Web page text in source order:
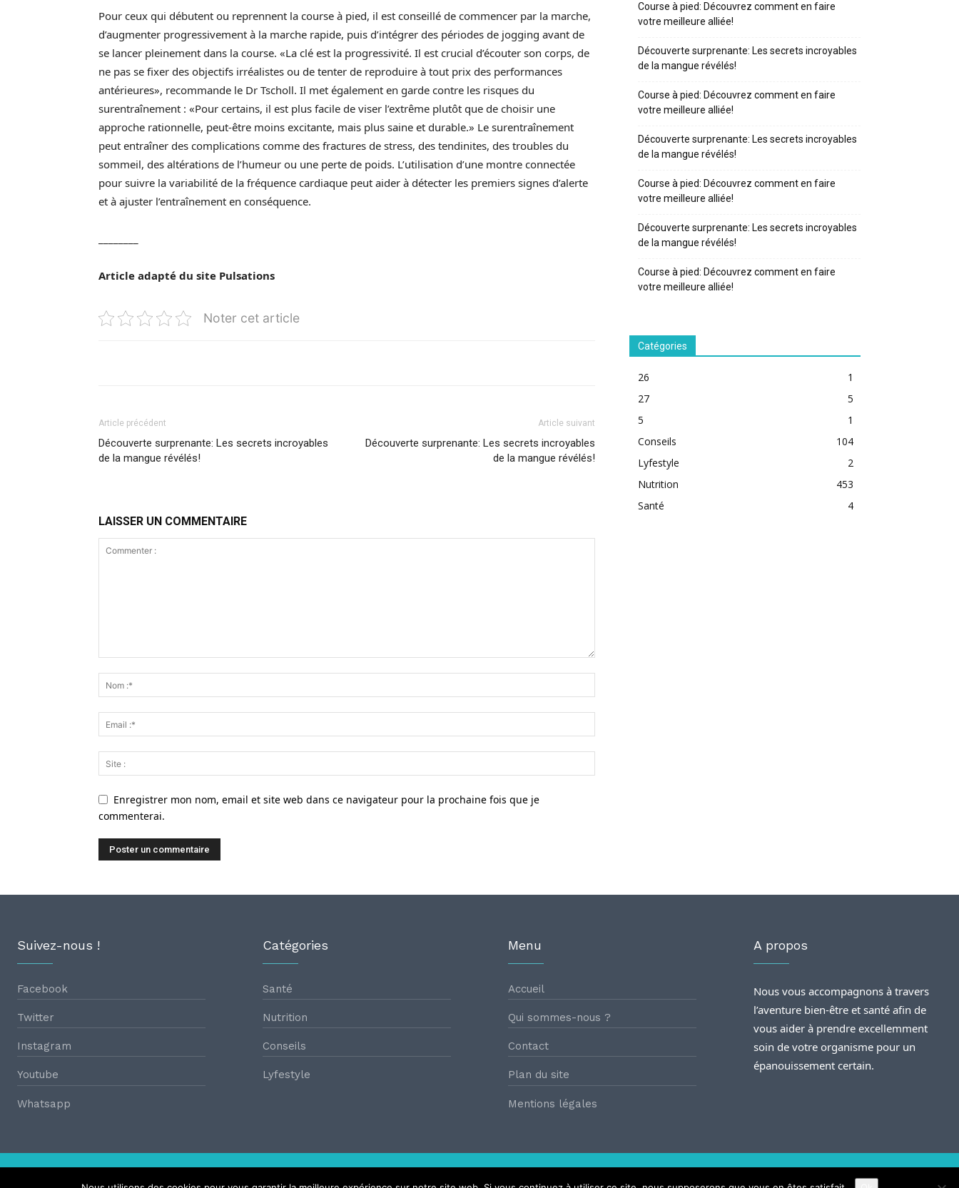
Pour ceux qui débutent ou reprennent la course à pied, il est conseillé de commencer par la marche,
d’augmenter progressivement à la marche rapide, puis d’intégrer des périodes de jogging avant de
se lancer pleinement dans la course. «La clé est la progressivité. Il est crucial d’écouter son corps, de
ne pas se fixer des objectifs irréalistes ou de tenter de reproduire à tout prix des performances
antérieures», recommande le Dr Tscholl. Il met également en garde contre les risques du
surentraînement : «Pour certains, il est plus facile de viser l’extrême plutôt que de choisir une
approche rationnelle, peut-être moins excitante, mais plus saine et durable.» Le surentraînement
peut entraîner des complications comme des fractures de stress, des tendinites, des troubles du
sommeil, des altérations de l’humeur ou une perte de poids. L’utilisation d’une montre connectée
pour suivre la variabilité de la fréquence cardiaque peut aider à détecter les premiers signes d’alerte
et à ajuster l’entraînement en conséquence.
Article adapté du site Pulsations
Noter cet article
Article précédent
Découverte surprenante: Les secrets incroyables
de la mangue révélés!
Article suivant
Découverte surprenante: Les secrets incroyables
de la mangue révélés!
LAISSER UN COMMENTAIRE
Enregistrer mon nom, email et site web dans ce navigateur pour la prochaine fois que je
commenterai.
Course à pied: Découvrez comment en faire
votre meilleure alliée!
Découverte surprenante: Les secrets incroyables
de la mangue révélés!
Course à pied: Découvrez comment en faire
votre meilleure alliée!
Découverte surprenante: Les secrets incroyables
de la mangue révélés!
Course à pied: Découvrez comment en faire
votre meilleure alliée!
Découverte surprenante: Les secrets incroyables
de la mangue révélés!
Course à pied: Découvrez comment en faire
votre meilleure alliée!
Catégories
26
1
27
5
5
1
Conseils
104
Lyfestyle
2
Nutrition
453
Santé
4
Suivez-nous !
Facebook
Twitter
Instagram
Youtube
Whatsapp
Catégories
Santé
Nutrition
Conseils
Lyfestyle
Menu
Accueil
Qui sommes-nous ?
Contact
Plan du site
Mentions légales
A propos
Nous vous accompagnons à travers
l’aventure bien-être et santé afin de
vous aider à prendre excellemment
soin de votre organisme pour un
épanouissement certain.
@2024 Rencontres santé | Tous droits Réservés.